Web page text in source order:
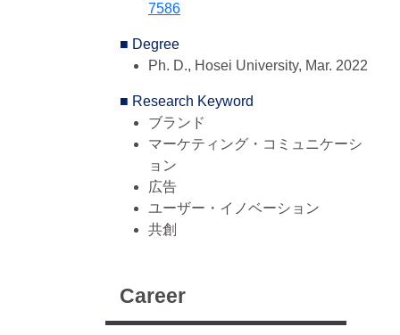
7586
■ Degree
Ph. D., Hosei University, Mar. 2022
■ Research Keyword
ブランド
マーケティング・コミュニケーシ
ョン
広告
ユーザー・イノベーション
共創
Commerce
Humanities & social sciences,
Career